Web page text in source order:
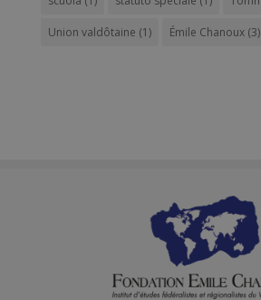
Union valdôtaine (1) Émile Chanoux(3)